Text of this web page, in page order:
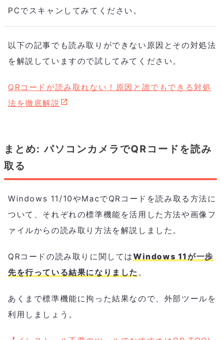
PCでスキャンしてみてください。
以下の記事でも読み取りができない原因とその対処法
を解説していますので試してみてください。
QRコードが読み取れない！原因と誰でもできる対処
法を徹底解説
まとめ: パソコンカメラでQRコードを読み
取る
Windows 11/10やMacでQRコードを読み取る方法に
ついて、それぞれの標準機能を活用した方法や画像フ
ァイルからの読み取り方法を解説しました。
QRコードの読み取りに関してはWindows 11が一歩
先を行っている結果になりました 。
あくまで標準機能に拘った結果なので、外部ツールを
利用しましょう。